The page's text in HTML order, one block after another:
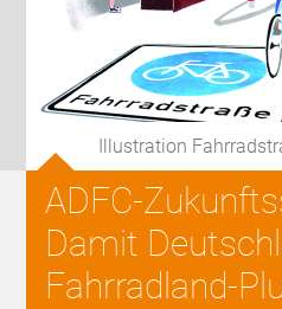
Illustration
ADFC-
Damit
Fahrradland-